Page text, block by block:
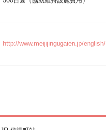
http://www.meijijingugaien.jp/english/